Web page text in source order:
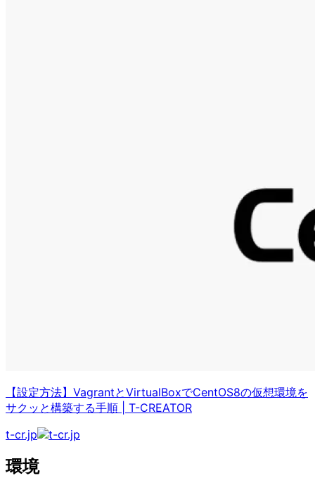
【設定方法】VagrantとVirtualBoxでCentOS8の仮想環境を
サクッと構築する手順
T-CREATOR
t-cr.jp
環境